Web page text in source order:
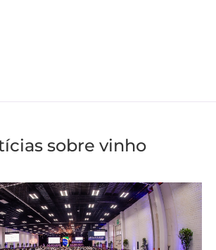
sobre vinho